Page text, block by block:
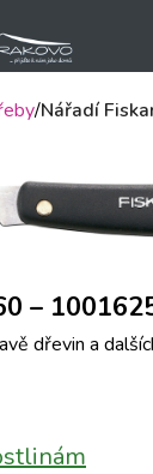
Nářadí
–
dřevin a